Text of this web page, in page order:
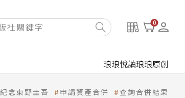
0
琅琅悅讀琅琅原創
紀念東野圭吾 申請資產合併 查詢合併結果